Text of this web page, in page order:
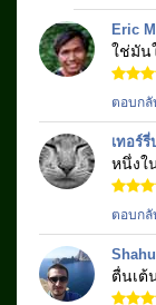
Eric
ใช่มัน
ตอบกลั
เทอร์
หนึ่งใ
ตอบกลั
ตื่นเต้